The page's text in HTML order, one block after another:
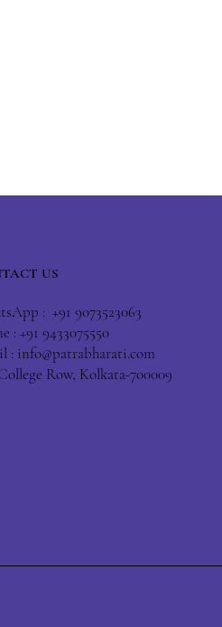
US
: +91 9073523063
: +91 9433075550
: info@patrabharati.com
Row, Kolkata-700009